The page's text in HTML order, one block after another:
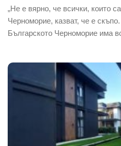
„Не е вярно, че всички, които
Черноморие, казват, че е
Българското Черноморие има